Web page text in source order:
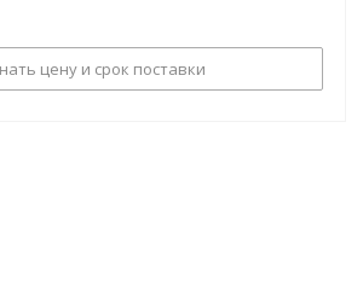
цену и срок поставки